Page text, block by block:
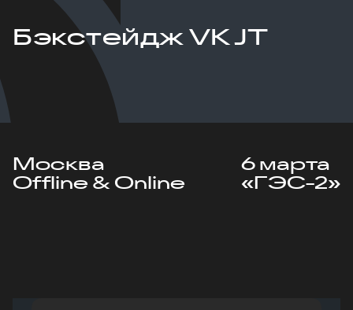
Бэкстейдж VK JT
Москва
Offline & Online
6 марта
«ГЭС-2»